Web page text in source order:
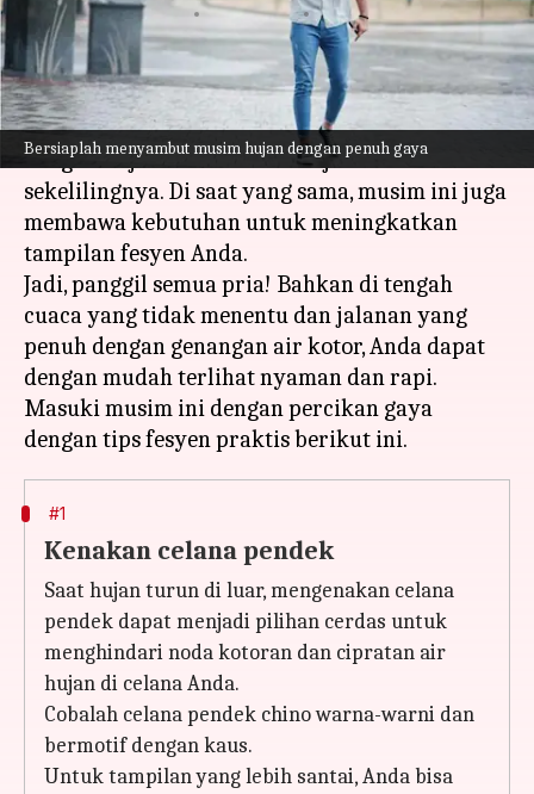
Bersiaplah menyambut musim hujan dengan penuh gaya
menulis Taufiq Al Jufri Jun 30, 2023 01:29 pm
Apa ceritanya
Musim hujan memberikan pesonanya sendiri
dengan hujan dan tanaman hijau di
sekelilingnya. Di saat yang sama, musim ini juga
membawa kebutuhan untuk meningkatkan
tampilan fesyen Anda.
Jadi, panggil semua pria! Bahkan di tengah
cuaca yang tidak menentu dan jalanan yang
penuh dengan genangan air kotor, Anda dapat
dengan mudah terlihat nyaman dan rapi.
Masuki musim ini dengan percikan gaya
#1
Kenakan celana pendek
Saat hujan turun di luar, mengenakan celana
pendek dapat menjadi pilihan cerdas untuk
menghindari noda kotoran dan cipratan air
hujan di celana Anda.
Cobalah celana pendek chino warna-warni dan
bermotif dengan kaus.
Untuk tampilan yang lebih santai, Anda bisa